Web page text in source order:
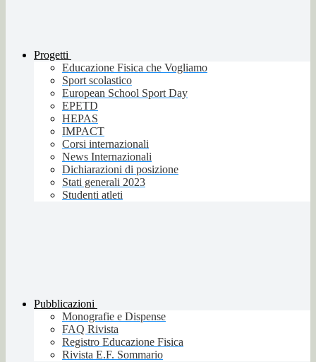
Progetti
Educazione Fisica che Vogliamo
Sport scolastico
European School Sport Day
EPETD
HEPAS
IMPACT
Corsi internazionali
News Internazionali
Dichiarazioni di posizione
Stati generali 2023
Studenti atleti
Pubblicazioni
Monografie e Dispense
FAQ Rivista
Registro Educazione Fisica
Rivista E.F. Sommario